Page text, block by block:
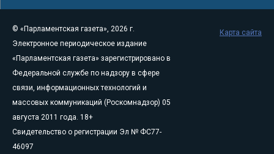
© «Парламентская газета», 2026 г.
Электронное периодическое издание
«Парламентская газета» зарегистрировано в
Федеральной службе по надзору в сфере
связи, информационных технологий и
массовых коммуникаций (Роскомнадзор) 05
августа 2011 года. 18+
Свидетельство о регистрации Эл № ФС77-
46097
Карта сайта